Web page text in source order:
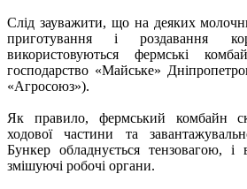
Слід зауважити, що на деяких
приготування і роздавання
використовуються фермські
господарство «Майське»
«Агросоюз»).
Як правило, фермський комбайн
ходової частини та
Бункер обладнується тензовагою,
змішуючі робочі органи.